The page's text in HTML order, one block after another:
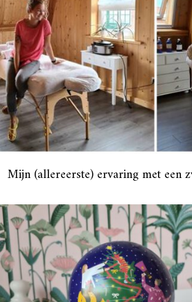
Mijn (allereerste) ervaring met een